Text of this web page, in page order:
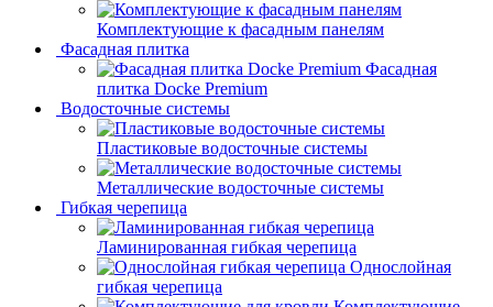
Комплектующие к фасадным панелям
Фасадная плитка
Фасадная
плитка Docke Premium
Водосточные системы
Пластиковые водосточные системы
Металлические водосточные системы
Гибкая черепица
Ламинированная гибкая черепица
Однослойная
гибкая черепица